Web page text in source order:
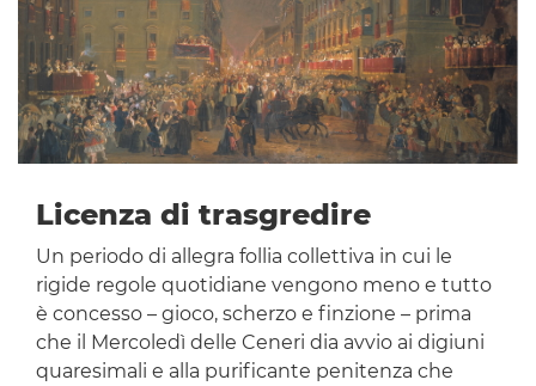
Licenza di trasgredire
Un periodo di allegra follia collettiva in cui le
rigide regole quotidiane vengono meno e tutto
è concesso – gioco, scherzo e finzione – prima
che il Mercoledì delle Ceneri dia avvio ai digiuni
quaresimali e alla purificante penitenza che